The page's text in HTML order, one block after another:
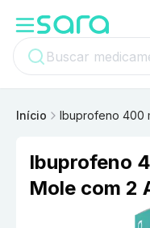
Início Ibuprofeno 400
Ibuprofeno
Mole com 2